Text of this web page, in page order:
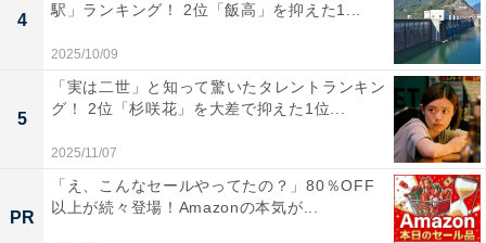
AKIRAさん版の新作や令和版のリバイバルなど、今後の
動きにも注目したいですね。
回答コメントでは「GTOは名作なのでどんどんリメイク
して欲しいです」（30代男性／大阪府）、「違う人でま
た現代の学校問題をといてほしい」（40代女性／東京
都）、「鬼塚、生徒の役を誰がやるかも非常に興味深い
4
駅」ランキング！ 2位「飯高」を抑えた1...
2025/10/09
5
「実は二世」と知って驚いたタレントランキン
グ！ 2位「杉咲花」を大差で抑えた1位...
2025/11/07
PR
「え、こんなセールやってたの？」80％OFF
以上が続々登場！Amazonの本気が...